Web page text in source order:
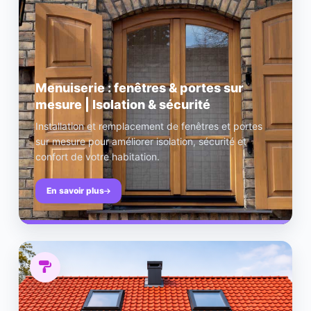
Menuiserie : fenêtres & portes sur
mesure | Isolation & sécurité
Installation et remplacement de fenêtres et portes
sur mesure pour améliorer isolation, sécurité et
confort de votre habitation.
En savoir plus